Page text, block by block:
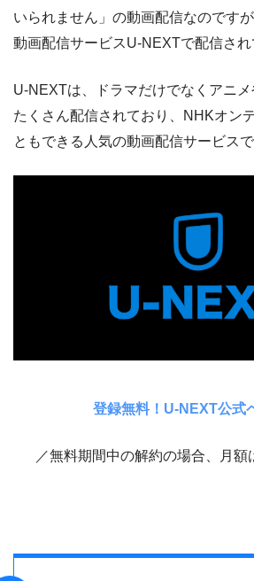
いられません」の動画配信なのです
動画配信サービスU-NEXTで配信され
U-NEXTは、ドラマだけでなくアニ
たくさん配信されており、NHKオン
ともできる人気の動画配信サービスで
登録無料！U-NEXT公式
／無料期間中の解約の場合、月額